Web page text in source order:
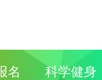
名 科学健身